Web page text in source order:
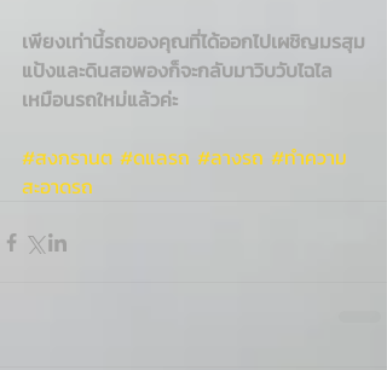
เพียงเท่านี้รถของคุณที่ได้ออกไปเผชิญมรสุม
แป้งและดินสอพองก็จะกลับมาวิบวับไฉไล
เหมือนรถใหม่แล้วค่ะ
#สงกรานต #ดแลรถ #ลางรถ #ทำความ
สะอาดรถ